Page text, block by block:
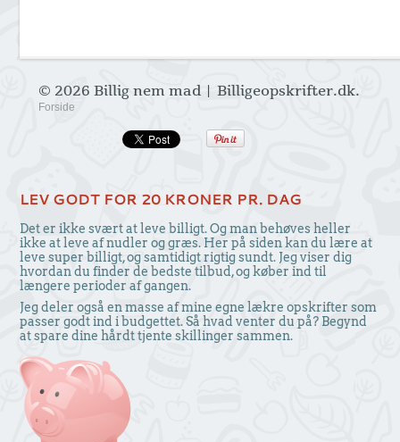
© 2026 Billig nem mad | Billigeopskrifter.dk.
Forside
LEV GODT FOR 20 KRONER PR. DAG
Det er ikke svært at leve billigt. Og man behøves heller
ikke at leve af nudler og græs. Her på siden kan du lære at
leve super billigt, og samtidigt rigtig sundt. Jeg viser dig
hvordan du finder de bedste tilbud, og køber ind til
længere perioder af gangen.
Jeg deler også en masse af mine egne lækre opskrifter som
passer godt ind i budgettet. Så hvad venter du på? Begynd
at spare dine hårdt tjente skillinger sammen.